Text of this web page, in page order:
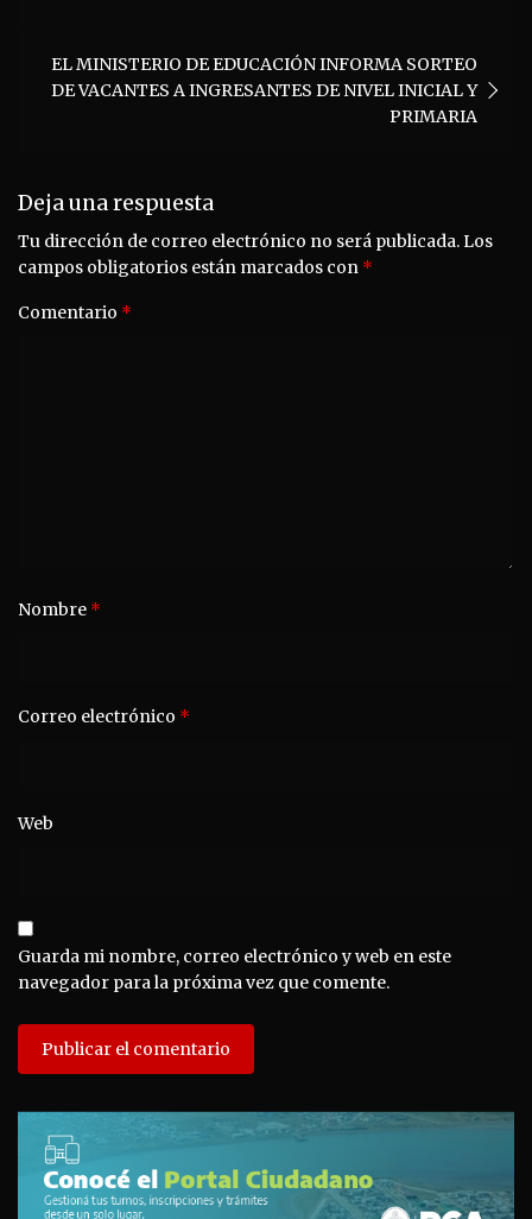
EL MINISTERIO DE EDUCACIÓN INFORMA SORTEO
DE VACANTES A INGRESANTES DE NIVEL INICIAL Y
PRIMARIA
Deja una respuesta
Tu dirección de correo electrónico no será publicada.Los
campos obligatorios están marcados con *
Comentario *
Nombre *
Correo electrónico *
Web
Guarda mi nombre, correo electrónico y web en este
navegador para la próxima vez que comente.